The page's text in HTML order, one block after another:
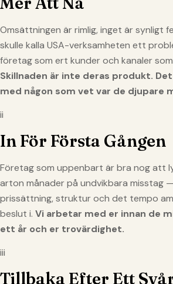
Omsättningen är rimlig, inget är synligt
skulle kalla USA-verksamheten ett
företag som ert kunder och kanaler
Skillnaden är inte deras produkt.
med någon som vet var de djupare
ii
In För Första Gången
Företag som uppenbart är bra nog att
arton månader på undvikbara misstag
prissättning, struktur och det tempo
beslut i. Vi arbetar med er innan de
ett år och er trovärdighet.
iii
Tillbaka Efter Ett